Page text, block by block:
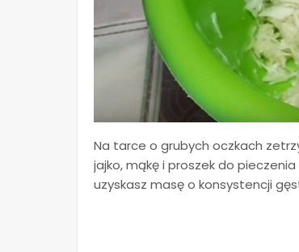
Na tarce o grubych oczkach
jajko, mąkę i proszek do
uzyskasz masę o konsystencji